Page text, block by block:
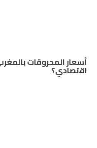
أسعار المحروقات
اقتصادي؟